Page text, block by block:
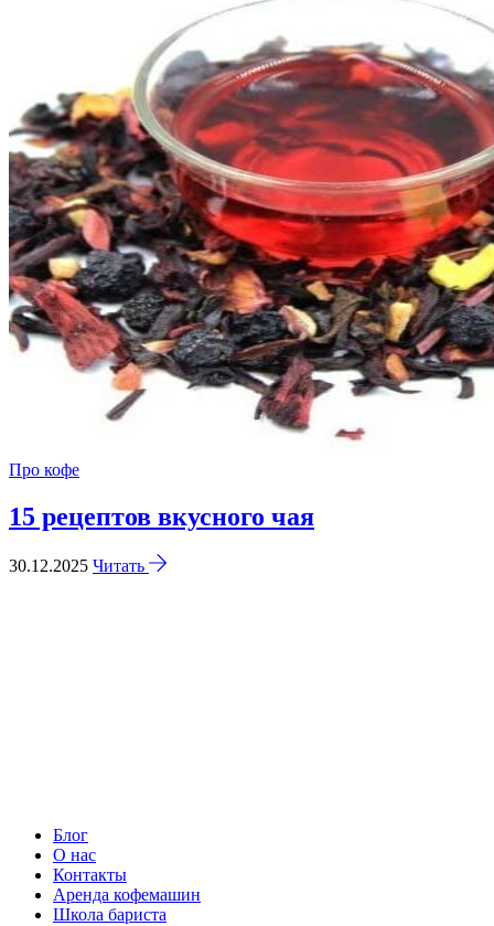
Про кофе
15 рецептов вкусного чая
30.12.2025 Читать
Блог
О нас
Контакты
Аренда кофемашин
Школа бариста